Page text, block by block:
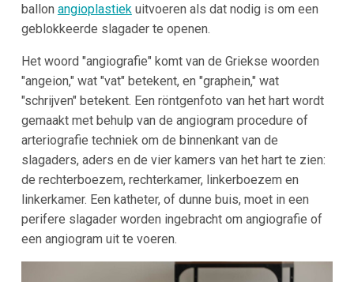
ballon angioplastiekuitvoeren als dat nodig is om een
geblokkeerde slagader te openen.
Het woord "angiografie" komt van de Griekse woorden
"angeion," wat "vat" betekent, en "graphein," wat
"schrijven" betekent. Een röntgenfoto van het hart wordt
gemaakt met behulp van de angiogram procedure of
arteriografie techniek om de binnenkant van de
slagaders, aders en de vier kamers van het hart te zien:
de rechterboezem, rechterkamer, linkerboezem en
linkerkamer. Een katheter, of dunne buis, moet in een
perifere slagader worden ingebracht om angiografie of
een angiogram uit te voeren.